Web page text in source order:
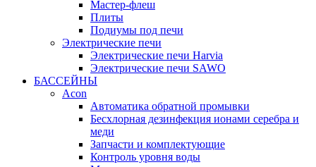
Мастер-флеш
Плиты
Подиумы под печи
Электрические печи
Электрические печи Harvia
Электрические печи SAWO
БАССЕЙНЫ
Acon
Автоматика обратной промывки
Беcхлорная дезинфекция ионами серебра и
меди
Запчасти и комплектующие
Контроль уровня воды